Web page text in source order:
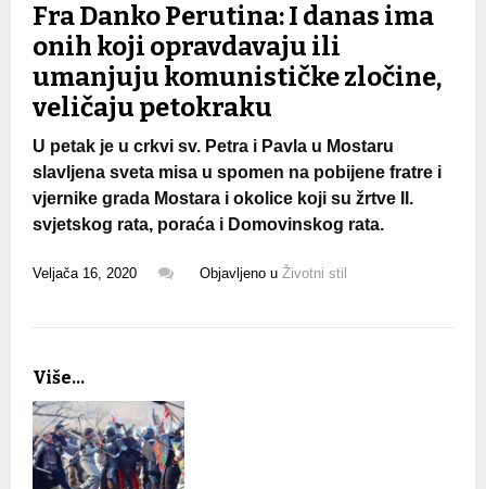
Fra Danko Perutina: I danas ima
onih koji opravdavaju ili
umanjuju komunističke zločine,
veličaju petokraku
U petak je u crkvi sv. Petra i Pavla u Mostaru
slavljena sveta misa u spomen na pobijene fratre i
vjernike grada Mostara i okolice koji su žrtve II.
svjetskog rata, poraća i Domovinskog rata.
Veljača 16, 2020 Objavljeno u Životni stil
Više...